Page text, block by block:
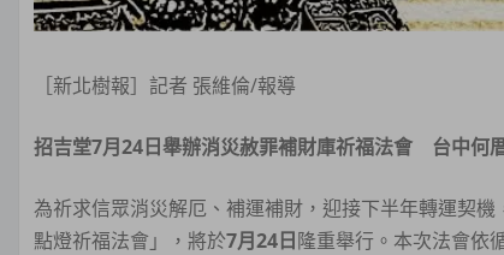
［新北樹報］記者 張維倫/報導
招吉堂7月24日舉辦消災赦罪補財庫祈福法會 台中何
為祈求信眾消災解厄、補運補財，迎接下半年轉運契
點燈祈福法會」，將於7月24日隆重舉行。本次法會依